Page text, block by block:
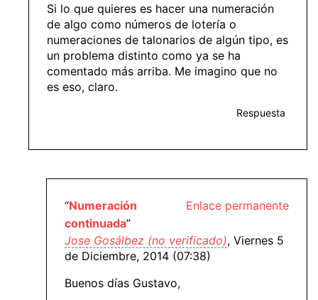
Si lo que quieres es hacer una numeración
de algo como números de lotería o
numeraciones de talonarios de algún tipo, es
un problema distinto como ya se ha
comentado más arriba. Me imagino que no
es eso, claro.
Respuesta
Enlace permanente
“Numeración
continuada”
Jose Gosálbez (no verificado), Viernes 5
de Diciembre, 2014 (07:38)
Buenos días Gustavo,